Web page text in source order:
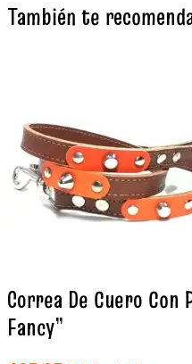
También te
Correa De Cuero
Fancy”